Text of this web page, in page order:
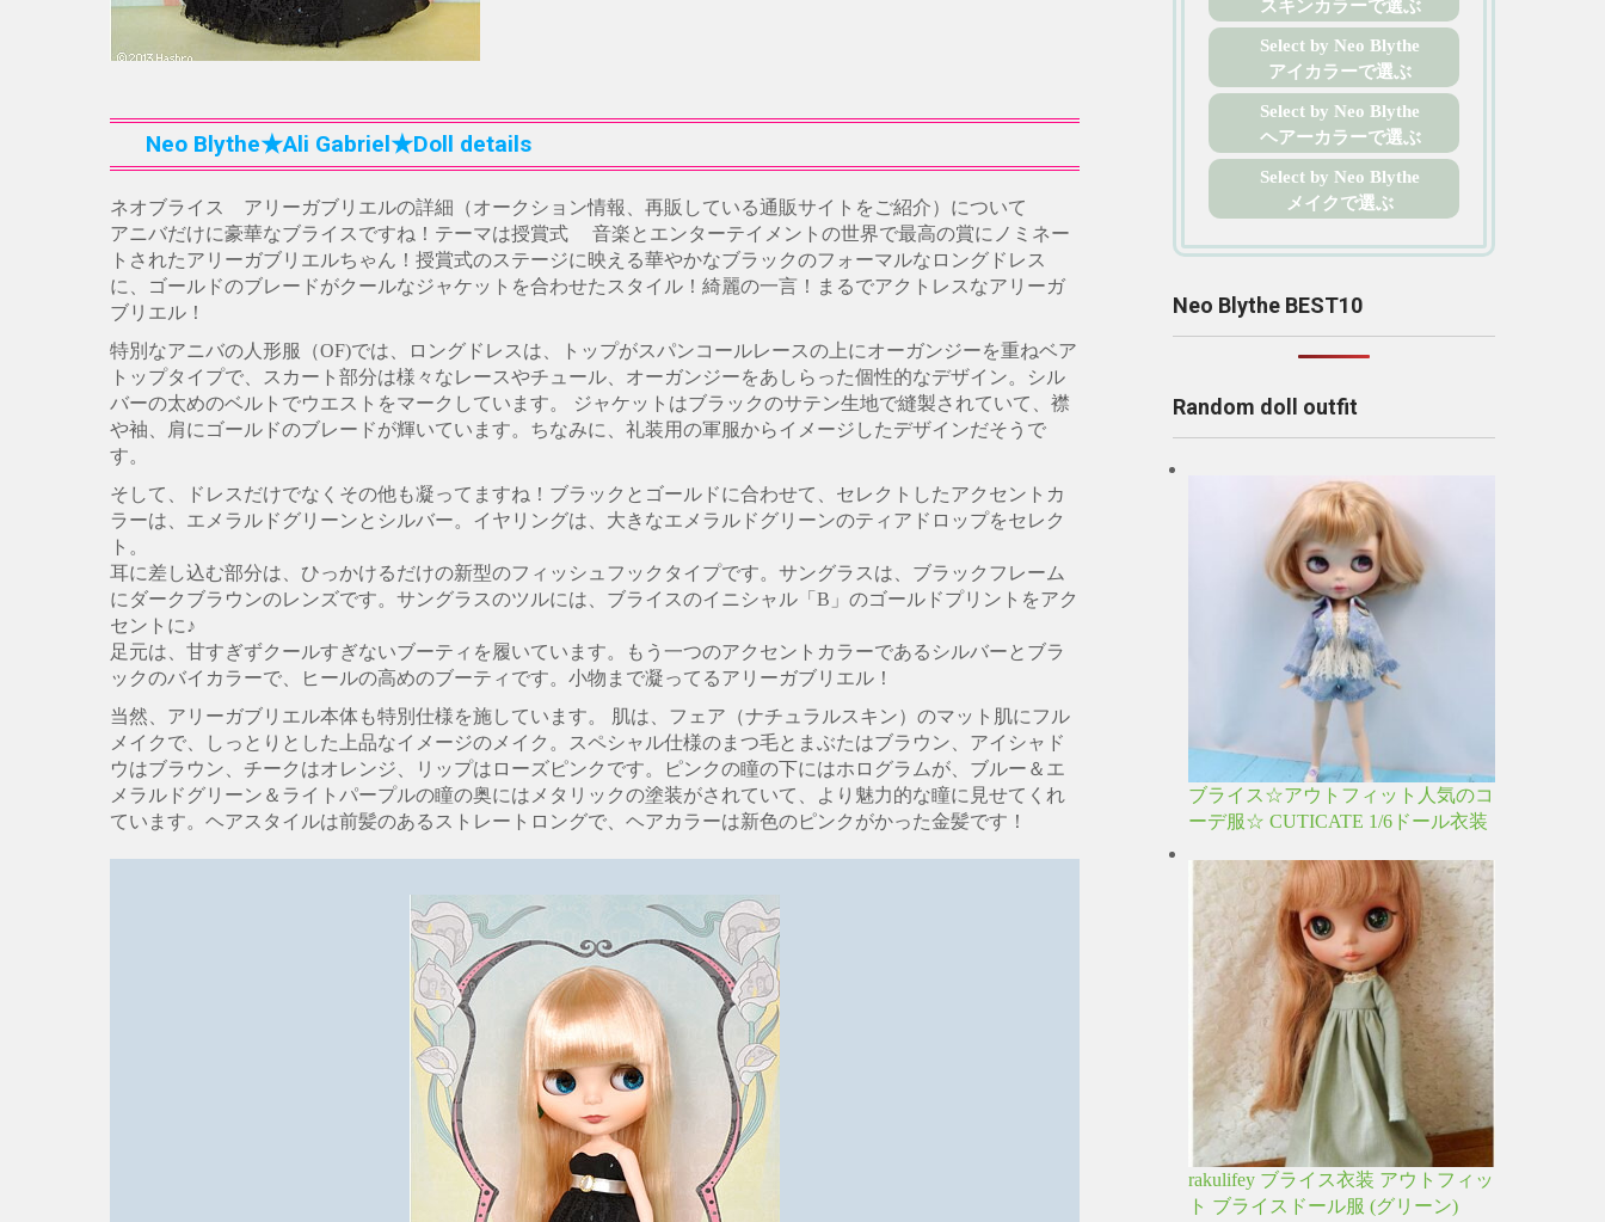
Neo Blythe★Ali Gabriel★Doll details
ネオブライス アリーガブリエルの詳細（オークション情報、再販している通販サイトをご紹介）について
アニバだけに豪華なブライスですね！テーマは授賞式 音楽とエンターテイメントの世界で最高の賞にノミネー
トされたアリーガブリエルちゃん！授賞式のステージに映える華やかなブラックのフォーマルなロングドレス
に、ゴールドのブレードがクールなジャケットを合わせたスタイル！綺麗の一言！まるでアクトレスなアリーガ
ブリエル！
特別なアニバの人形服（OF)では、ロングドレスは、トップがスパンコールレースの上にオーガンジーを重ねベア
トップタイプで、スカート部分は様々なレースやチュール、オーガンジーをあしらった個性的なデザイン。シル
バーの太めのベルトでウエストをマークしています。 ジャケットはブラックのサテン生地で縫製されていて、襟
や袖、肩にゴールドのブレードが輝いています。ちなみに、礼装用の軍服からイメージしたデザインだそうで
す。
そして、ドレスだけでなくその他も凝ってますね！ブラックとゴールドに合わせて、セレクトしたアクセントカ
ラーは、エメラルドグリーンとシルバー。イヤリングは、大きなエメラルドグリーンのティアドロップをセレク
ト。
耳に差し込む部分は、ひっかけるだけの新型のフィッシュフックタイプです。サングラスは、ブラックフレーム
にダークブラウンのレンズです。サングラスのツルには、ブライスのイニシャル「B」のゴールドプリントをアク
セントに♪
足元は、甘すぎずクールすぎないブーティを履いています。もう一つのアクセントカラーであるシルバーとブラ
ックのバイカラーで、ヒールの高めのブーティです。小物まで凝ってるアリーガブリエル！
当然、アリーガブリエル本体も特別仕様を施しています。 肌は、フェア（ナチュラルスキン）のマット肌にフル
メイクで、しっとりとした上品なイメージのメイク。スペシャル仕様のまつ毛とまぶたはブラウン、アイシャド
ウはブラウン、チークはオレンジ、リップはローズピンクです。ピンクの瞳の下にはホログラムが、ブルー＆エ
メラルドグリーン＆ライトパープルの瞳の奥にはメタリックの塗装がされていて、より魅力的な瞳に見せてくれ
ています。ヘアスタイルは前髪のあるストレートロングで、ヘアカラーは新色のピンクがかった金髪です！
スキンカラーで選ぶ
Select by Neo Blythe
アイカラーで選ぶ
Select by Neo Blythe
ヘアーカラーで選ぶ
Select by Neo Blythe
メイクで選ぶ
Neo Blythe BEST10
Random doll outfit
ブライス☆アウトフィット人気のコ
ーデ服☆ CUTICATE 1/6ドール衣装
rakulifey ブライス衣装 アウトフィッ
ト ブライスドール服 (グリーン)